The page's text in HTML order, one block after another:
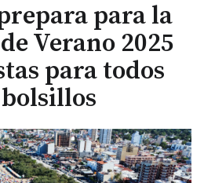
para la
Verano 2025
para todos